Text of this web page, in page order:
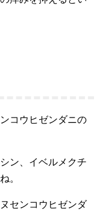
コウヒゼンダニの
ン、イベルメクチ
。
センコウヒゼンダ